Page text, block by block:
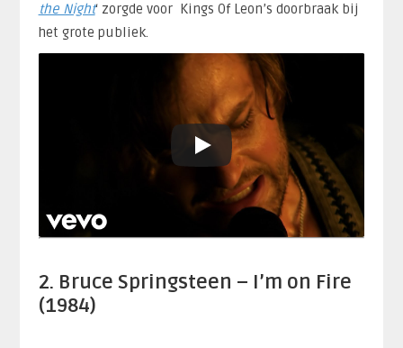
the Night‘ zorgde voor Kings Of Leon’s doorbraak bij
het grote publiek.
2. Bruce Springsteen – I’m on Fire
(1984)